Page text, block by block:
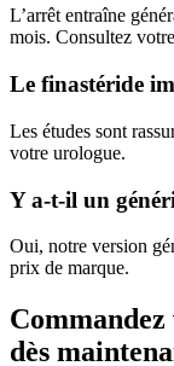
L’arrêt entraîne
mois. Consultez
Le finastéride
Les études sont
votre urologue.
Y a-t-il un
Oui, notre version
prix de marque.
dès